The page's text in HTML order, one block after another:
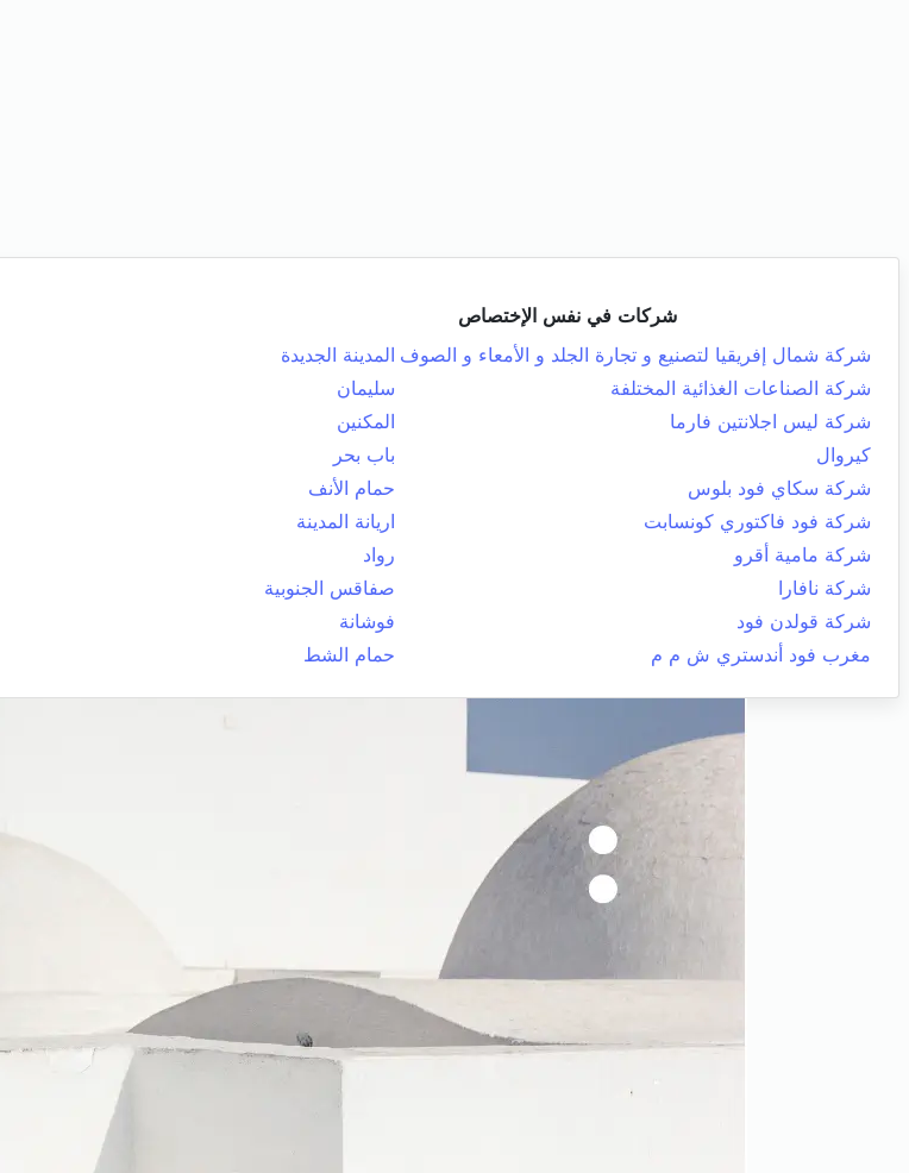
شركات في نفس الإختصاص
شركة شمال إفريقيا لتصنيع و تجارة الجلد و الأمعاء و الصوف المدينة الجديدة
شركة الصناعات الغذائية المختلفة
سليمان
شركة ليس اجلانتين فارما
المكنين
كيروال
باب بحر
شركة سكاي فود بلوس
حمام الأنف
شركة فود فاكتوري كونسابت
اريانة المدينة
شركة مامية أقرو
رواد
شركة نافارا
صفاقس الجنوبية
شركة قولدن فود
فوشانة
مغرب فود أندستري ش م م
حمام الشط